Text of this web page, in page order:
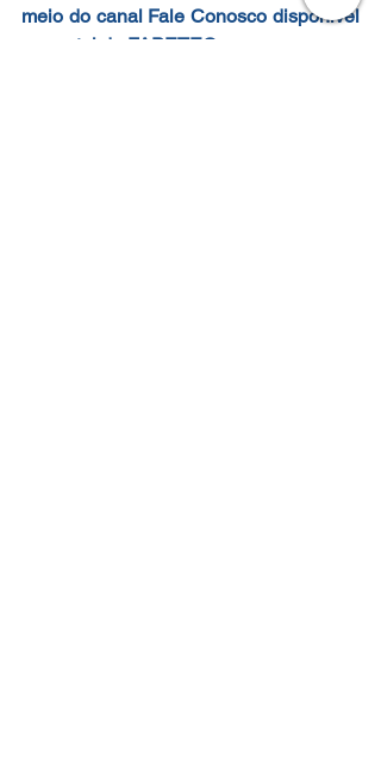
meio do canal Fale Conosco disponível
no portal da FAPETEC.